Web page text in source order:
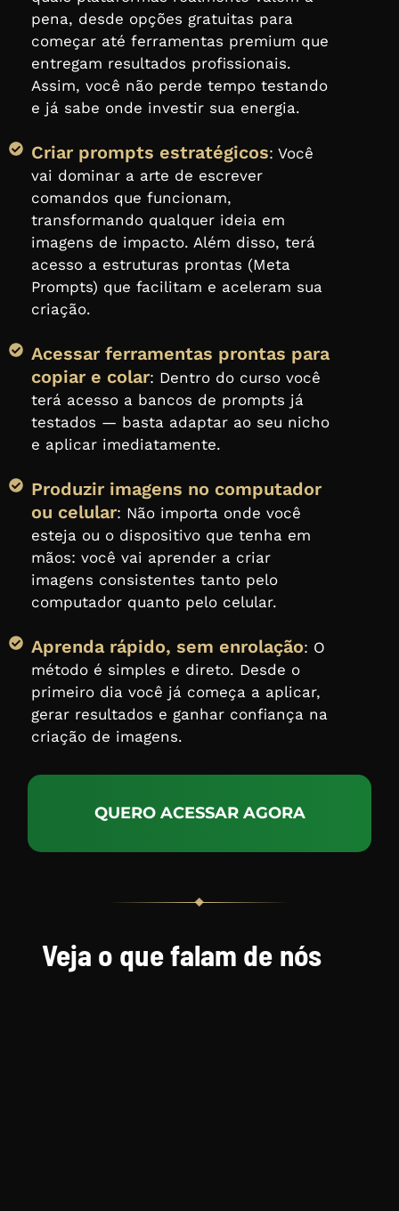
pena, desde opções gratuitas para
começar até ferramentas premium que
entregam resultados profissionais.
Assim, você não perde tempo testando
e já sabe onde investir sua energia.
Criar prompts estratégicos: Você
vai dominar a arte de escrever
comandos que funcionam,
transformando qualquer ideia em
imagens de impacto. Além disso, terá
acesso a estruturas prontas (Meta
Prompts) que facilitam e aceleram sua
criação.
Acessar ferramentas prontas para
copiar e colar: Dentro do curso você
terá acesso a bancos de prompts já
testados — basta adaptar ao seu nicho
e aplicar imediatamente.
Produzir imagens no computador
ou celular: Não importa onde você
esteja ou o dispositivo que tenha em
mãos: você vai aprender a criar
imagens consistentes tanto pelo
computador quanto pelo celular.
Aprenda rápido, sem enrolação: O
método é simples e direto. Desde o
primeiro dia você já começa a aplicar,
gerar resultados e ganhar confiança na
criação de imagens.
QUERO ACESSAR AGORA
Veja o que falam de nós